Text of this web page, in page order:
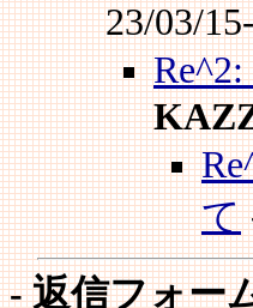
23/03/
て
- 返信フォー